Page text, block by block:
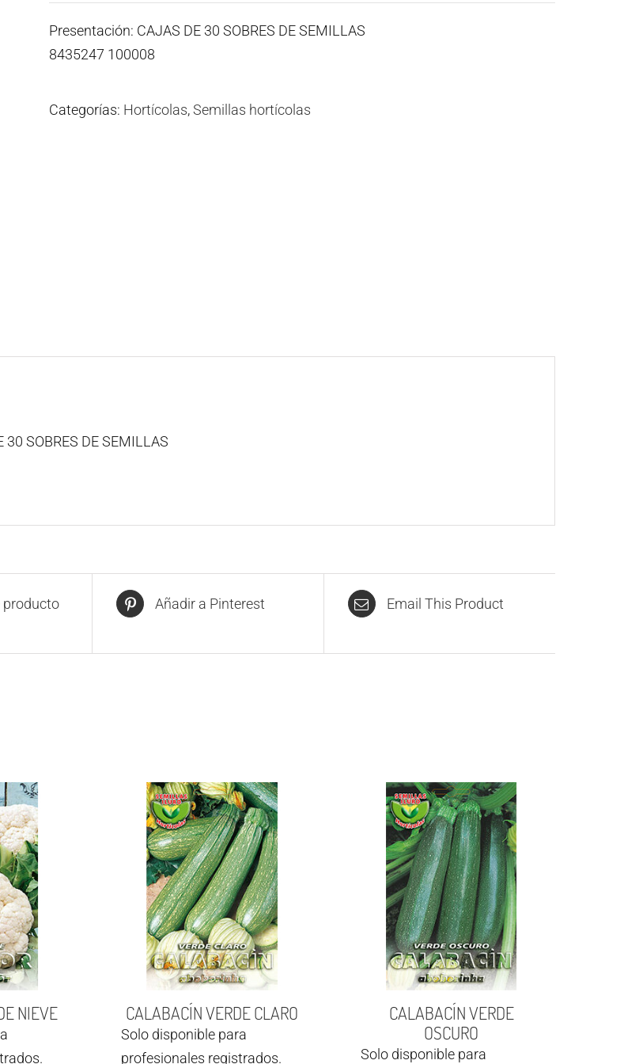
Presentación: CAJAS DE 30 SOBRES DE SEMILLAS
8435247 100008
Categorías: Hortícolas,Semillas hortícolas
SOBRES DE SEMILLAS
producto Añadir a Pinterest Email This Product
NIEVE CALABACÍN VERDE CLARO
Solo disponible para
profesionales registrados.
CALABACÍN VERDE
OSCURO
Solo disponible para